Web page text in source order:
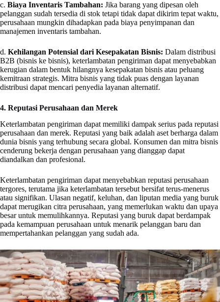
c. Biaya Inventaris Tambahan: Jika barang yang dipesan oleh
pelanggan sudah tersedia di stok tetapi tidak dapat dikirim tepat waktu,
perusahaan mungkin dihadapkan pada biaya penyimpanan dan
manajemen inventaris tambahan.
d. Kehilangan Potensial dari Kesepakatan Bisnis: Dalam distribusi
B2B (bisnis ke bisnis), keterlambatan pengiriman dapat menyebabkan
kerugian dalam bentuk hilangnya kesepakatan bisnis atau peluang
kemitraan strategis. Mitra bisnis yang tidak puas dengan layanan
distribusi dapat mencari penyedia layanan alternatif.
4. Reputasi Perusahaan dan Merek
Keterlambatan pengiriman dapat memiliki dampak serius pada reputasi
perusahaan dan merek. Reputasi yang baik adalah aset berharga dalam
dunia bisnis yang terhubung secara global. Konsumen dan mitra bisnis
cenderung bekerja dengan perusahaan yang dianggap dapat
diandalkan dan profesional.
Keterlambatan pengiriman dapat menyebabkan reputasi perusahaan
tergores, terutama jika keterlambatan tersebut bersifat terus-menerus
atau signifikan. Ulasan negatif, keluhan, dan liputan media yang buruk
dapat merugikan citra perusahaan, yang memerlukan waktu dan upaya
besar untuk memulihkannya. Reputasi yang buruk dapat berdampak
pada kemampuan perusahaan untuk menarik pelanggan baru dan
mempertahankan pelanggan yang sudah ada.